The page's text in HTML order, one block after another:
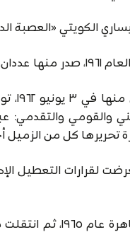
أغلقت.
جريدة
والقومي والتقدمي:
تحريرها كل من الزميل
لقرارات التعطيل